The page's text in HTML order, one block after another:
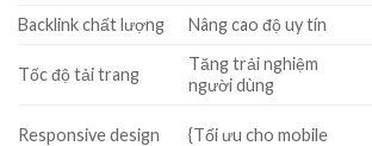
Backlink chất lượng Nâng cao độ uy tín
Tốc độ tải trang
Tăng trải nghiệm
người dùng
Responsive design {Tối ưu cho mobile